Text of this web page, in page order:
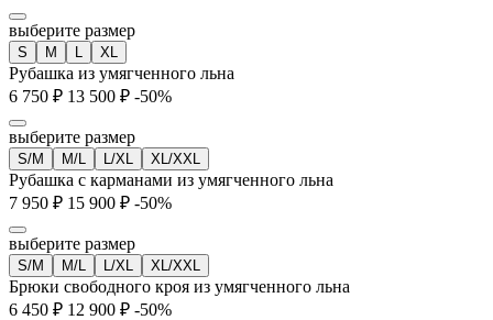
выберите размер
S M L XL
Рубашка из умягченного льна
6 750 ₽ 13 500 ₽ -50%
выберите размер
S/M M/L L/XL XL/XXL
Рубашка с карманами из умягченного льна
7 950 ₽ 15 900 ₽ -50%
выберите размер
S/M M/L L/XL XL/XXL
Брюки свободного кроя из умягченного льна
6 450 ₽ 12 900 ₽ -50%